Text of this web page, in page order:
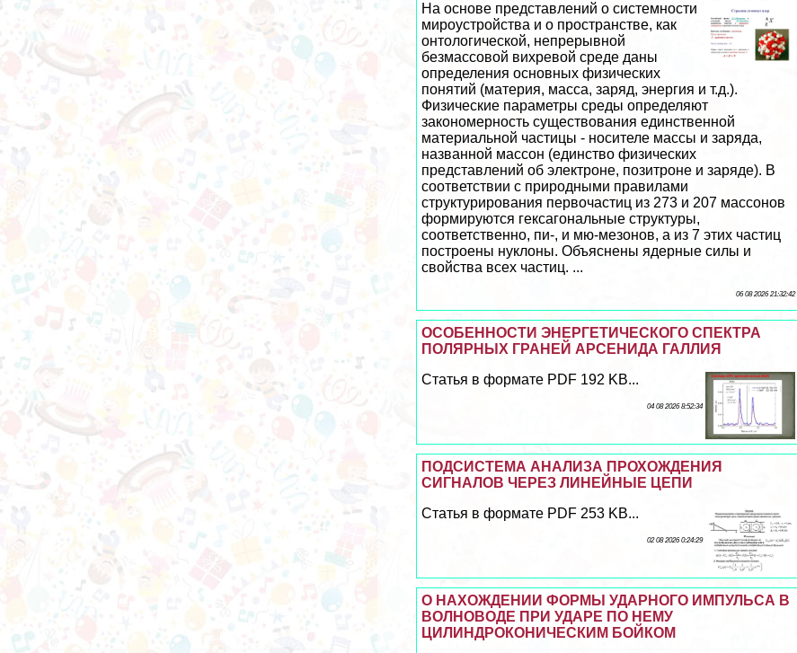
На основе представлений о системности
мироустройства и о прострaнcтве, как
онтологической, непрерывной
безмассовой вихревой среде даны
определения основных физических
понятий (материя, масса, заряд, энергия и т.д.).
Физические параметры среды определяют
закономерность существования единственной
материальной частицы - носителе массы и заряда,
названной массон (единство физических
представлений об электроне, позитроне и заряде). В
соответствии с природными правилами
структурирования первочастиц из 273 и 207 массонов
формируются гексагональные структуры,
соответственно, пи-, и мю-мезонов, а из 7 этих частиц
построены нуклоны. Объяснены ядерные силы и
свойства всех частиц. ...
06 08 2026 21:32:42
ОСОБЕННОСТИ ЭНЕРГЕТИЧЕСКОГО СПЕКТРА
ПОЛЯРНЫХ ГРАНЕЙ АРСЕНИДА ГАЛЛИЯ
Статья в формате PDF 192 KB...
04 08 2026 8:52:34
ПОДСИСТЕМА АНАЛИЗА ПРОХОЖДЕНИЯ
СИГНАЛОВ ЧЕРЕЗ ЛИНЕЙНЫЕ ЦЕПИ
Статья в формате PDF 253 KB...
02 08 2026 0:24:29
О НАХОЖДЕНИИ ФОРМЫ УДАРНОГО ИМПУЛЬСА В
ВОЛНОВОДЕ ПРИ УДАРЕ ПО НЕМУ
ЦИЛИНДРОКОНИЧЕСКИМ БОЙКОМ